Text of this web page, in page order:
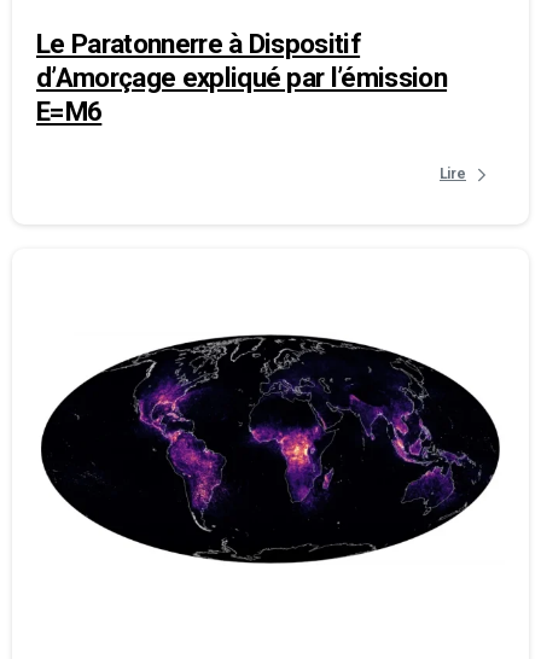
Le Paratonnerre à Dispositif
d’Amorçage expliqué par l’émission
E=M6
Lire